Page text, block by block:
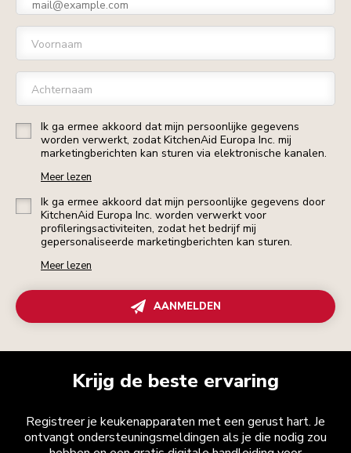
Voornaam
Achternaam
Ik ga ermee akkoord dat mijn persoonlijke gegevens
worden verwerkt, zodat KitchenAid Europa Inc. mij
marketingberichten kan sturen via elektronische kanalen.
Meer lezen
Ik ga ermee akkoord dat mijn persoonlijke gegevens door
KitchenAid Europa Inc. worden verwerkt voor
profileringsactiviteiten, zodat het bedrijf mij
gepersonaliseerde marketingberichten kan sturen.
Meer lezen
AANMELDEN
Krijg de beste ervaring
Registreer je keukenapparaten met een gerust hart. Je
ontvangt ondersteuningsmeldingen als je die nodig zou